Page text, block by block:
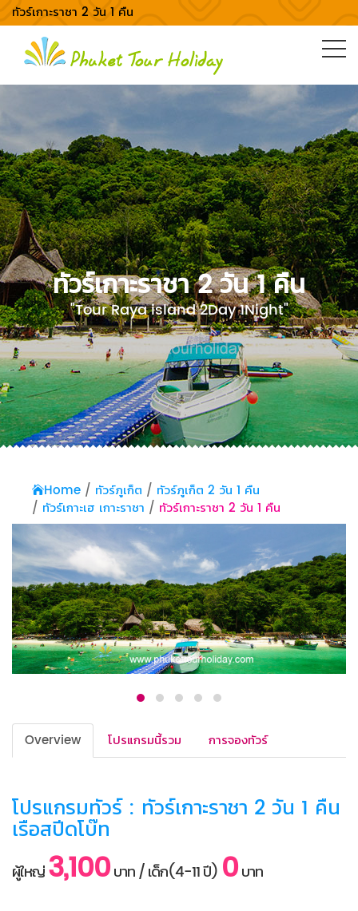
ทัวร์เกาะราชา 2 วัน 1 คืน
ทัวร์เกาะราชา 2 วัน 1 คืน
"Tour Raya island 2Day 1Night"
Home ทัวร์ภูเก็ต
ทัวร์ภูเก็ต 2 วัน 1 คืน
ทัวร์เกาะเฮ เกาะราชา
ทัวร์เกาะราชา 2 วัน 1 คืน
Overview โปรแกรมนี้รวม การจองทัวร์
โปรแกรมทัวร์ : ทัวร์เกาะราชา 2 วัน 1 คืน
เรือสปีดโบ๊ท
ผู้ใหญ่3,100บาท / เด็ก(4-11 ปี) 0บาท